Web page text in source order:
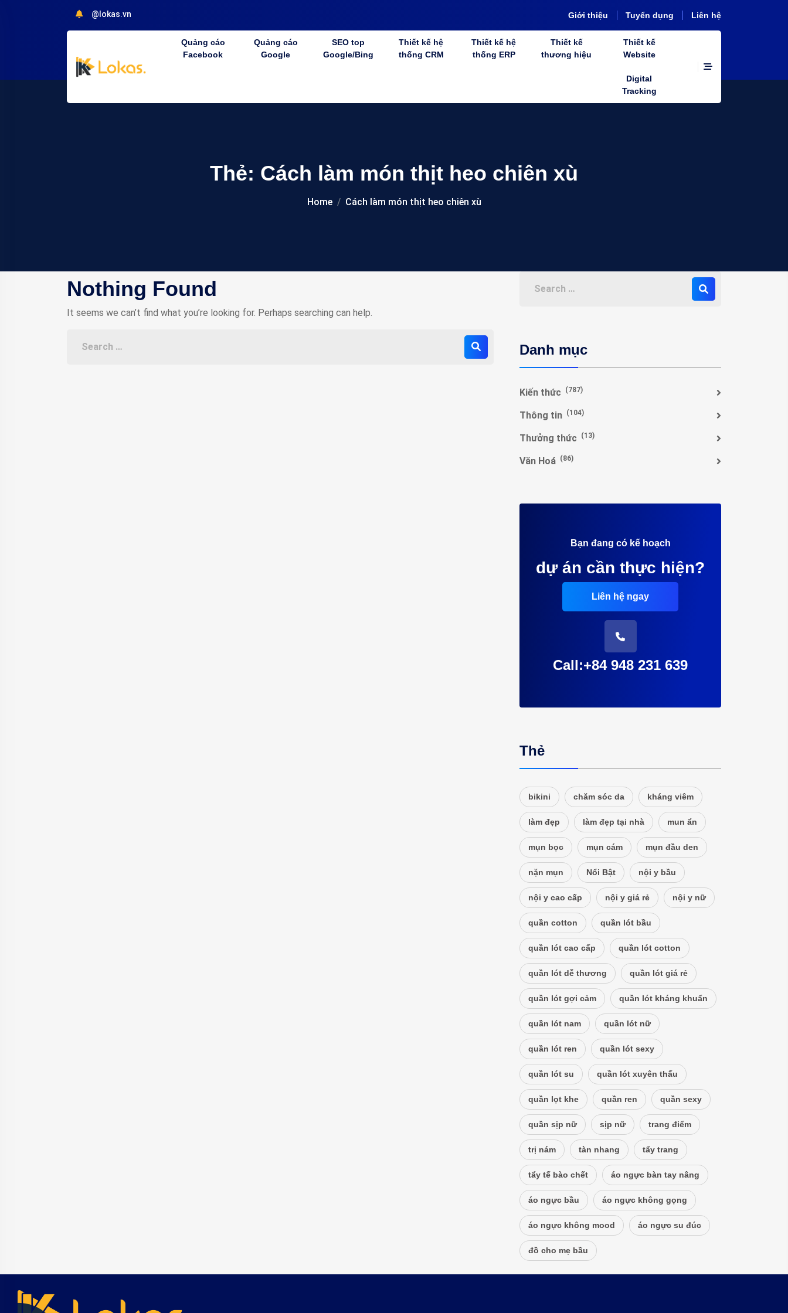
@lokas.vn Giới thiệu Tuyển dụng Liên hệ
Quảng cáo
Facebook
Quảng cáo
Google
SEO top
Google/Bing
Thiết kế hệ
thống CRM
Thiết kế hệ
thống ERP
Thiết kế
thương hiệu
Thiết kế
Website
Digital
Tracking
Thẻ: Cách làm món thịt heo chiên xù
Home Cách làm món thịt heo chiên xù
Nothing Found
It seems we can’t find what you’re looking for. Perhaps searching can help.
Danh mục
Kiến thức (787)
Thông tin (104)
Thưởng thức (13)
Văn Hoá (86)
Bạn đang có kế hoạch
dự án cần thực hiện?
Liên hệ ngay
Call:+84 948 231 639
Thẻ
bikini chăm sóc da kháng viêm
làm đẹp làm đẹp tại nhà mun ẩn
mụn bọc mụn cám mụn đầu den
nặn mụn Nổi Bật nội y bầu
nội y cao cấp nội y giá rẻ nội y nữ
quần cotton quần lót bầu
quần lót cao cấp quần lót cotton
quần lót dễ thương quần lót giá rẻ
quần lót gợi cảm quần lót kháng khuẩn
quần lót nam quần lót nữ
quần lót ren quần lót sexy
quần lót su quần lót xuyên thấu
quần lọt khe quần ren quần sexy
quần sịp nữ sịp nữ trang điểm
trị nám tàn nhang tẩy trang
tẩy tế bào chết áo ngực bàn tay nâng
áo ngực bầu áo ngực không gọng
áo ngực không mood áo ngực su đúc
đồ cho mẹ bầu